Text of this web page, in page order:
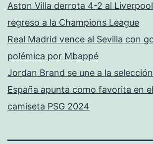
Aston Villa derrota 4-2 al
regreso a la Champions League
Real Madrid vence al Sevilla con
polémica por Mbappé
Jordan Brand se une a la
España apunta como favorita en
camiseta PSG 2024